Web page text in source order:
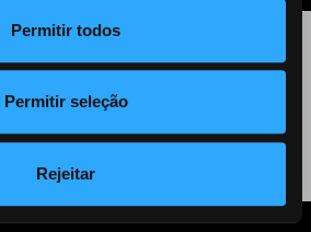
Permitir todos
Permitir seleção
Rejeitar
©2026 Audiogest